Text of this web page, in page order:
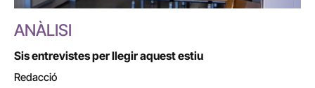
ANÀLISI
Sis entrevistes per llegir aquest estiu
Redacció